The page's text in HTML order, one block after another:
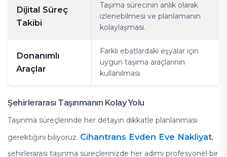
Dijital Süreç
Takibi
Taşıma sürecinin anlık olarak
izlenebilmesi ve planlamanın
kolaylaşması.
Donanımlı
Araçlar
Farklı ebatlardaki eşyalar için
uygun taşıma araçlarının
kullanılması.
Şehirlerarası Taşınmanın Kolay Yolu
Taşınma süreçlerinde her detayın dikkatle planlanması
gerektiğini biliyoruz. Cihantrans Evden Eve Nakliyat,
şehirlerarası taşınma süreçlerinizde her adımı profesyonel bir